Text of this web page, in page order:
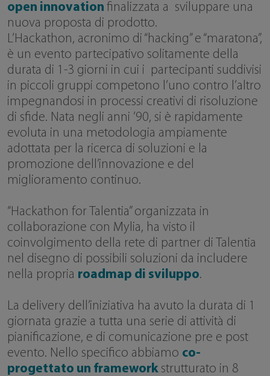
open innovation finalizzata a sviluppare una
nuova proposta di prodotto.
L’Hackathon, acronimo di “hacking” e “maratona”,
è un evento partecipativo solitamente della
durata di 1-3 giorni in cui i partecipanti suddivisi
in piccoli gruppi competono l’uno contro l’altro
impegnandosi in processi creativi di risoluzione
di sfide. Nata negli anni ’90, si è rapidamente
evoluta in una metodologia ampiamente
adottata per la ricerca di soluzioni e la
promozione dell’innovazione e del
miglioramento continuo.
“Hackathon for Talentia” organizzata in
collaborazione con Mylia, ha visto il
coinvolgimento della rete di partner di Talentia
nel disegno di possibili soluzioni da includere
nella propria roadmap di sviluppo.
La delivery dell’iniziativa ha avuto la durata di 1
giornata grazie a tutta una serie di attività di
pianificazione, e di comunicazione pre e post
evento. Nello specifico abbiamo co-
progettato un framework strutturato in 8